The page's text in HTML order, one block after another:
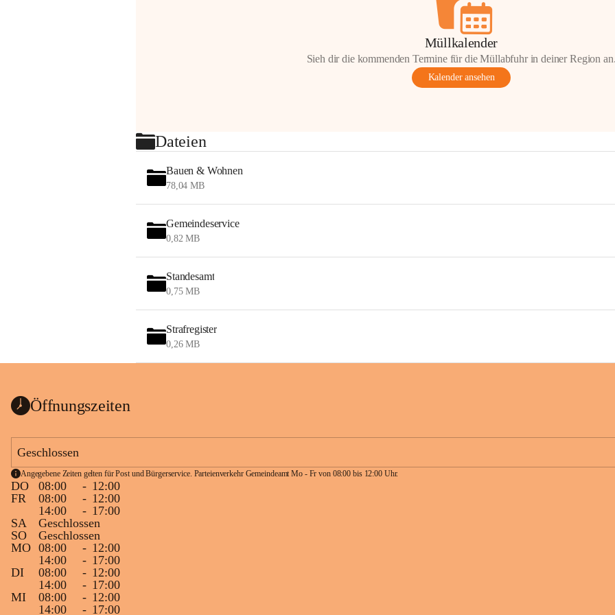
Müllkalender
Sieh dir die kommenden Termine für die Müllabfuhr in deiner Region
Kalender ansehen
Dateien
Bauen & Wohnen
78,04 MB
Gemeindeservice
0,82 MB
Standesamt
0,75 MB
Strafregister
0,26 MB
Öffnungszeiten
Geschlossen
Angegebene Zeiten gelten für Post und Bürgerservice. Parteienverkehr Gemeindeamt Mo - Fr von 08:00 bis 12:00 Uhr.
DO 08:00 - 12:00
FR
08:00 - 12:00
14:00
- 17:00
SA
Geschlossen
SO
Geschlossen
MO 08:00 - 12:00
14:00
- 17:00
DI
08:00 - 12:00
14:00
- 17:00
MI
08:00 - 12:00
14:00
- 17:00